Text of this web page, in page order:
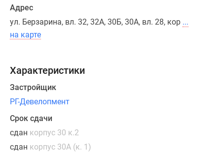
них
спроектированы
функциональные
прихожие,
на
входные
и
проходные
гардеробные
ниши
и
Адрес
ул. Берзарина, вл. 32, 32А, 30Б, 30А, вл. 28, кор ...
на карте
Характеристики
Застройщик
РГ-Девелопмент
Срок сдачи
сдан корпус 30 к.2
сдан корпус 30А (к. 1)